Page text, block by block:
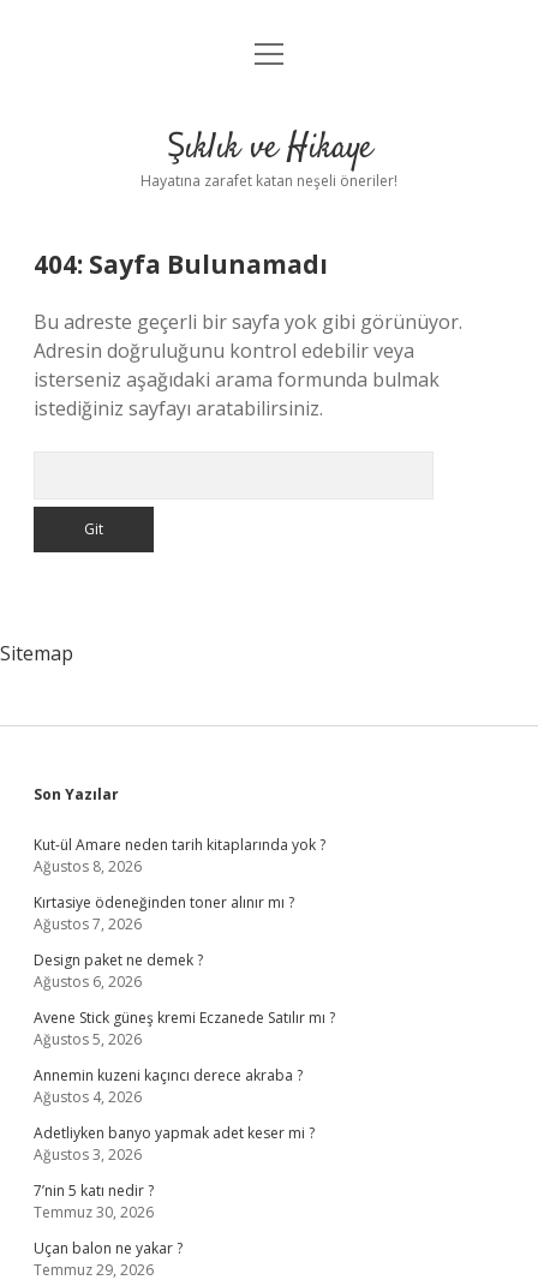
Anasayfa
Yasal Uyarı
menüyü
Şıklık ve Hikaye
Hayatına zarafet katan neşeli öneriler!
404: Sayfa Bulunamadı
Bu adreste geçerli bir sayfa yok gibi görünüyor.
Adresin doğruluğunu kontrol edebilir veya
isterseniz aşağıdaki arama formunda bulmak
istediğiniz sayfayı aratabilirsiniz.
Sitemap
Sidebar
Son Yazılar
Kut-ül Amare neden tarih kitaplarında yok ?
Ağustos 8, 2026
Kırtasiye ödeneğinden toner alınır mı ?
Ağustos 7, 2026
Design paket ne demek ?
Ağustos 6, 2026
Avene Stick güneş kremi Eczanede Satılır mı ?
Ağustos 5, 2026
Annemin kuzeni kaçıncı derece akraba ?
Ağustos 4, 2026
Adetliyken banyo yapmak adet keser mi ?
Ağustos 3, 2026
7’nin 5 katı nedir ?
Temmuz 30, 2026
Uçan balon ne yakar ?
Temmuz 29, 2026